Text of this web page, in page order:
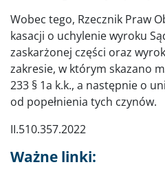
Wobec tego, Rzecznik Praw
kasacji o uchylenie wyroku
zaskarżonej części oraz
zakresie, w którym skazano
233 § 1a k.k., a następnie o
od popełnienia tych czynów.
II.510.357.2022
Ważne linki: